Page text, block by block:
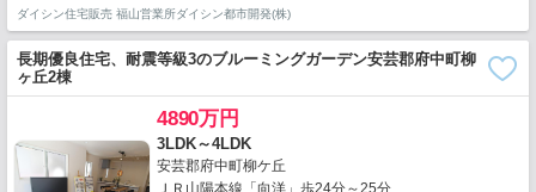
ダイシン住宅販売 福山営業所ダイシン都市開発(株)
長期優良住宅、耐震等級3のブルーミングガーデン安芸郡府中町柳
ヶ丘2棟
4890万円
3LDK～4LDK
安芸郡府中町柳ケ丘
ＪＲ山陽本線「向洋」歩24分～25分